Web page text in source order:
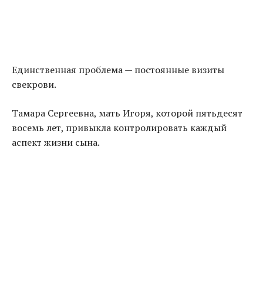
Единственная проблема — постоянные визиты
свекрови.
Тамара Сергеевна, мать Игоря, которой пятьдесят
восемь лет, привыкла контролировать каждый
аспект жизни сына.